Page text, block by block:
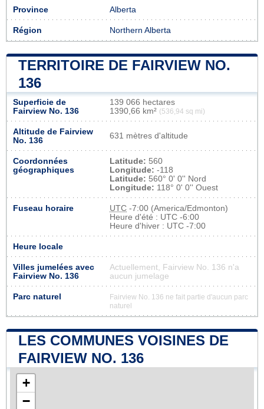
Province Alberta
Région Northern Alberta
TERRITOIRE DE FAIRVIEW NO.
136
Superficie de
Fairview No. 136
139 066 hectares
1390,66 km² (536,94 sq mi)
Altitude de Fairview
No. 136
631 mètres d'altitude
Coordonnées
géographiques
Latitude: 560
Longitude: -118
Latitude: 560° 0' 0'' Nord
Longitude: 118° 0' 0'' Ouest
Fuseau horaire UTC -7:00 (America/Edmonton)
Heure d'été : UTC -6:00
Heure d'hiver : UTC -7:00
Heure locale
Villes jumelées avec
Fairview No. 136
Actuellement, Fairview No. 136 n'a
aucun jumelage
Parc naturel
Fairview No. 136 ne fait partie d'aucun parc
naturel
LES COMMUNES VOISINES DE
FAIRVIEW NO. 136
+
−